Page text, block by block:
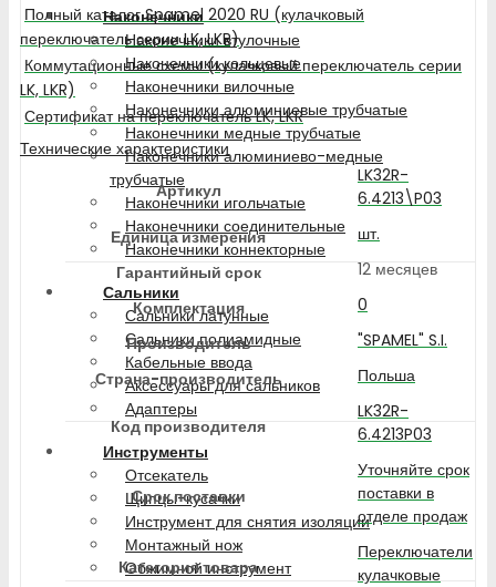
Наконечники
Наконечники втулочные
Наконечники кольцевые
Наконечники вилочные
Наконечники алюминиевые трубчатые
Наконечники медные трубчатые
Наконечники алюминиево-медные
трубчатые
Наконечники игольчатые
Наконечники соединительные
Наконечники коннекторные
Сальники
Сальники латунные
Сальники полиамидные
Кабельные ввода
Аксессуары для сальников
Адаптеры
Инструменты
Отсекатель
Щипцы-кусачки
Инструмент для снятия изоляции
Монтажный нож
Обжимной инструмент
Полный каталог Spamel 2020 RU (кулачковый
переключатель серии LK, LKR)
Коммутационные схемы (кулачковый переключатель серии
LK, LKR)
Сертификат на переключатель LK, LKR
Технические характеристики
Артикул
LK32R-
6.4213\P03
Единица измерения
шт.
Гарантийный срок
12 месяцев
Комплектация
0
Производитель
"SPAMEL" S.I.
Страна-производитель
Польша
Код производителя
LK32R-
6.4213P03
Срок поставки
Уточняйте срок
поставки в
отделе продаж
Категория товара
Переключатели
кулачковые